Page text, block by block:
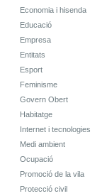
Economia i hisenda
Educació
Empresa
Entitats
Esport
Feminisme
Govern Obert
Habitatge
Internet i tecnologies
Medi ambient
Ocupació
Promoció de la vila
Protecció civil